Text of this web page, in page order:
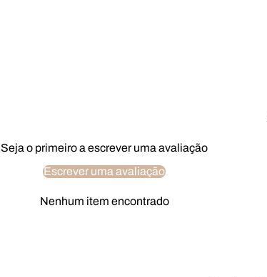
Seja o primeiro a escrever uma avaliação
Escrever uma avaliação
Nenhum item encontrado